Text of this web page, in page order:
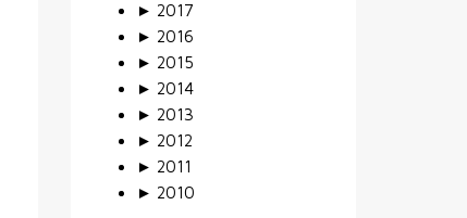
► 2017
► 2016
► 2015
► 2014
► 2013
► 2012
► 2011
► 2010